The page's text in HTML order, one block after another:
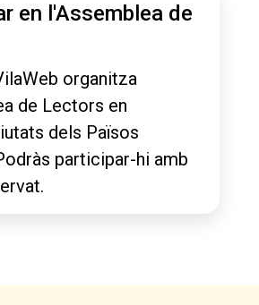
en l'Assemblea de
organitza
de Lectors en
dels Països
participar-hi amb